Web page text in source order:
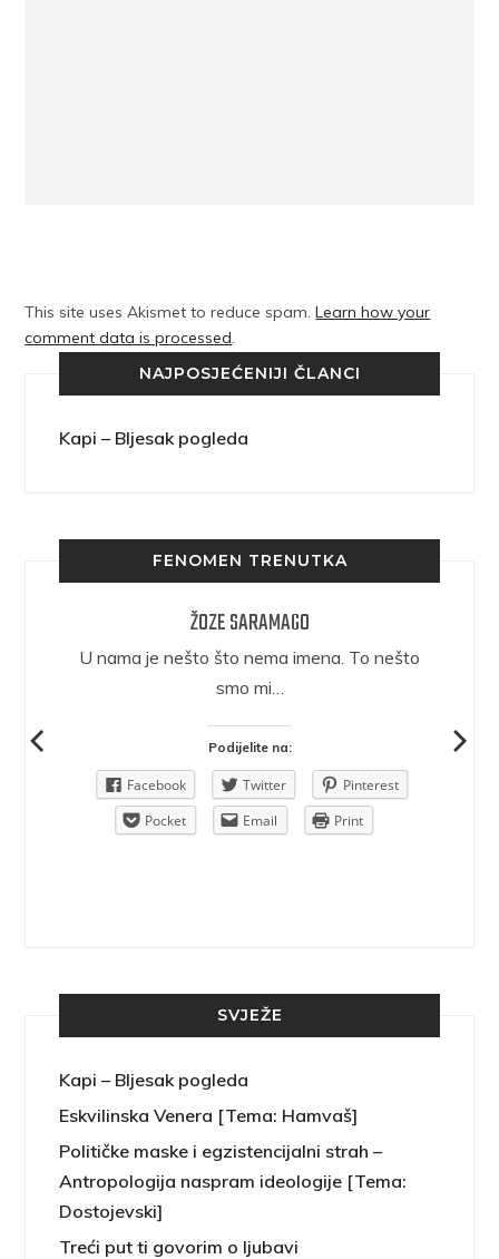
This site uses Akismet to reduce spam.Learn how your
comment data is processed.
NAJPOSJEĆENIJI ČLANCI
Kapi – Bljesak pogleda
FENOMEN TRENUTKA
ŽOZE SARAMAGO
U nama je nešto što nema imena. To nešto
smo mi…
Podijelite na:
Facebook Twitter
Pinterest
Pocket
Email Print
SVJEŽE
Kapi – Bljesak pogleda
Eskvilinska Venera [Tema: Hamvaš]
Političke maske i egzistencijalni strah –
Antropologija naspram ideologije [Tema:
Dostojevski]
Treći put ti govorim o ljubavi